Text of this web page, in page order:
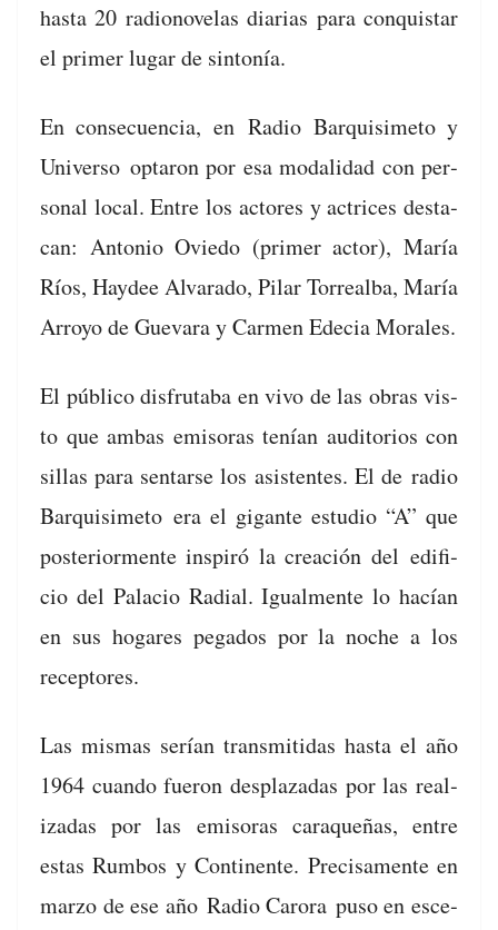
has­ta 20 radionov­e­las diarias para con­quis­tar
el primer lugar de sintonía.
En con­se­cuen­cia, enRadio Bar­quisime­to y
Uni­ver­so optaron por esa modal­i­dad con per­
son­al local. Entre los actores y actri­ces desta­
can: Anto­nio Oviedo (primer actor), María
Ríos, Haydee Alvara­do, Pilar Tor­re­al­ba, María
Arroyo de Gue­vara y Car­men Ede­cia Morales.
El públi­co dis­fruta­ba en vivo de las obras vis­
to que ambas emiso­ras tenían audi­to­rios con
sil­las para sen­tarse los asis­tentes. El de radio
Bar­quisime­to era el gigante estu­dio “A” que
pos­te­ri­or­mente inspiró la creación del edi­fi­
cio del Pala­cio Radi­al. Igual­mente lo hacían
en sus hog­a­res pega­dos por la noche a los
receptores.
Las mis­mas serían trans­mi­ti­das has­ta el año
1964 cuan­do fueron desplazadas por las real­
izadas por las emiso­ras caraque­ñas, entre
estas Rum­bos y Con­ti­nente. Pre­cisa­mente en
mar­zo de ese añoRadio Caro­ra puso en esce­